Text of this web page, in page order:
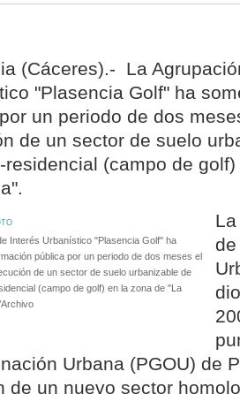
(Cáceres).- La
"Plasencia Golf" ha
un periodo de dos
de un sector de suelo
residencial (campo de
Interés Urbanístico "Plasencia Golf" ha
pública por un periodo de dos meses el
de un sector de suelo urbanizable de
(campo de golf) en la zona de "La
Archivo
Urbana (PGOU) de
de un nuevo sector